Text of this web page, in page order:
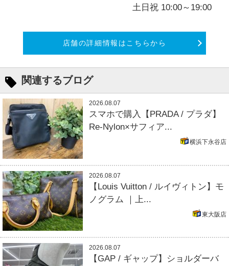
土日祝 10:00～19:00
店舗の詳細情報はこちらから
関連するブログ
2026.08.07
スマホで購入【PRADA / プラダ】
Re-Nylon×サフィア...
横浜下永谷店
2026.08.07
【Louis Vuitton / ルイヴィトン】モ
ノグラム ｜上...
東大阪店
2026.08.07
【GAP / ギャップ】ショルダーバ